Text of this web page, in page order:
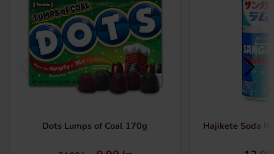
Dots Lumps of Coal 170g Hajikete Soda